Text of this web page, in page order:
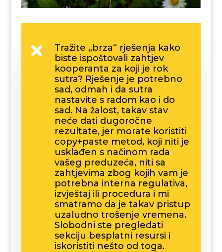

Tražite „brza“ rješenja kako
biste ispoštovali zahtjev
kooperanta za koji je rok
sutra? Rješenje je potrebno
sad, odmah i da sutra
nastavite s radom kao i do
sad. Na žalost, takav stav
neće dati dugoročne
rezultate, jer morate koristiti
copy+paste metod, koji niti je
usklađen s načinom rada
vašeg preduzeća, niti sa
zahtjevima zbog kojih vam je
potrebna interna regulativa,
izvještaj ili procedura i mi
smatramo da je takav pristup
uzaludno trošenje vremena.
Slobodni ste pregledati
sekciju besplatni resursi i
iskoristiti nešto od toga.